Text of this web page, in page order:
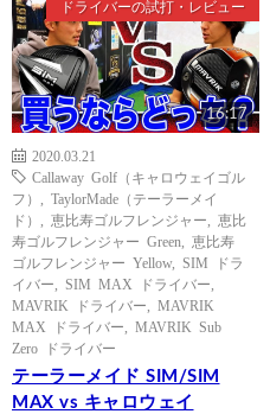
ドライバーの試打・レビュー
16:17
2020.03.21
Callaway Golf（キャロウェイゴル
フ）
TaylorMade（テーラーメイ
ド）
恵比寿ゴルフレンジャー
恵比
寿ゴルフレンジャー Green
恵比寿
ゴルフレンジャー Yellow, SIM ドラ
イバー
SIM MAX ドライバー
MAVRIK ドライバー
MAVRIK
MAX ドライバー
MAVRIK Sub
Zero ドライバー
テーラーメイド SIM/SIM
MAX vs キャロウェイ